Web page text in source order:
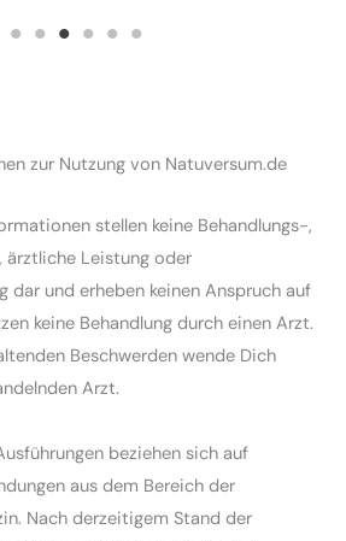
zur Nutzung von Natuversum.de
stellen keine Behandlungs-,
ärztliche Leistung oder
dar und erheben keinen Anspruch auf
keine Behandlung durch einen Arzt.
Beschwerden wende Dich
Arzt.
beziehen sich auf
aus dem Bereich der
Nach derzeitigem Stand der